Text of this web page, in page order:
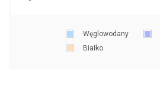
Węglowodany
Białko